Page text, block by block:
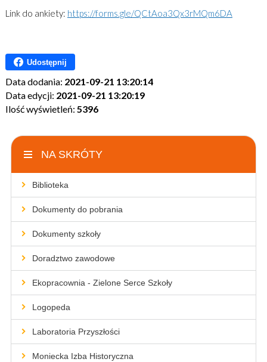
Link do ankiety: https://forms.gle/QCtAoa3Qx3rMQm6DA
Udostępnij
Data dodania: 2021-09-21 13:20:14
Data edycji: 2021-09-21 13:20:19
Ilość wyświetleń: 5396
NA SKRÓTY
Biblioteka
Dokumenty do pobrania
Dokumenty szkoły
Doradztwo zawodowe
Ekopracownia - Zielone Serce Szkoły
Logopeda
Laboratoria Przyszłości
Moniecka Izba Historyczna